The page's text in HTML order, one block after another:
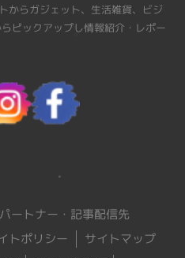
からガジェット、生活雑貨、ビジ
ピックアップし情報紹介・レポー
ートナー・記事配信先
トポリシー
サイトマップ